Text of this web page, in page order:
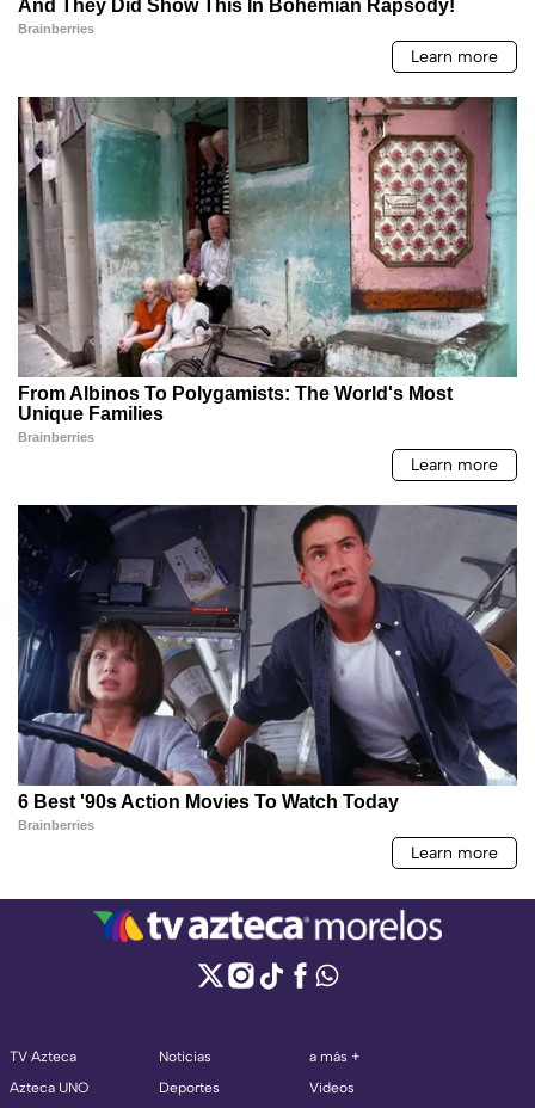
TV Azteca
Azteca UNO
Noticias
Deportes
a más +
Videos